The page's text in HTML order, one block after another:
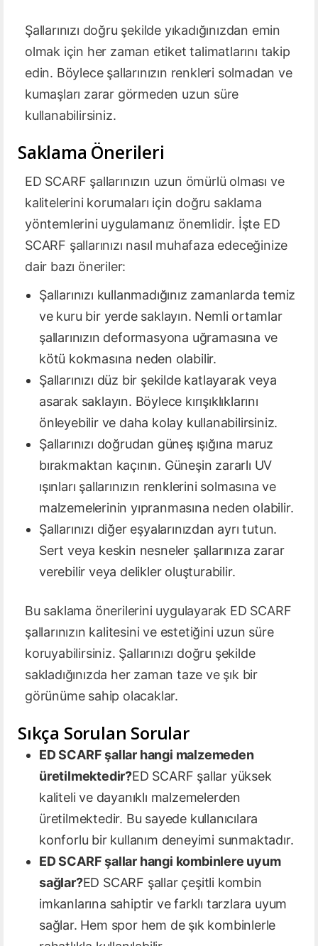
Şallarınızı doğru şekilde yıkadığınızdan emin
olmak için her zaman etiket talimatlarını takip
edin. Böylece şallarınızın renkleri solmadan ve
kumaşları zarar görmeden uzun süre
kullanabilirsiniz.
Saklama Önerileri
ED SCARF şallarınızın uzun ömürlü olması ve
kalitelerini korumaları için doğru saklama
yöntemlerini uygulamanız önemlidir. İşte ED
SCARF şallarınızı nasıl muhafaza edeceğinize
dair bazı öneriler:
Şallarınızı kullanmadığınız zamanlarda temiz
ve kuru bir yerde saklayın. Nemli ortamlar
şallarınızın deformasyona uğramasına ve
kötü kokmasına neden olabilir.
Şallarınızı düz bir şekilde katlayarak veya
asarak saklayın. Böylece kırışıklıklarını
önleyebilir ve daha kolay kullanabilirsiniz.
Şallarınızı doğrudan güneş ışığına maruz
bırakmaktan kaçının. Güneşin zararlı UV
ışınları şallarınızın renklerini solmasına ve
malzemelerinin yıpranmasına neden olabilir.
Şallarınızı diğer eşyalarınızdan ayrı tutun.
Sert veya keskin nesneler şallarınıza zarar
verebilir veya delikler oluşturabilir.
Bu saklama önerilerini uygulayarak ED SCARF
şallarınızın kalitesini ve estetiğini uzun süre
koruyabilirsiniz. Şallarınızı doğru şekilde
sakladığınızda her zaman taze ve şık bir
görünüme sahip olacaklar.
Sıkça Sorulan Sorular
ED SCARF şallar hangi malzemeden
üretilmektedir?ED SCARF şallar yüksek
kaliteli ve dayanıklı malzemelerden
üretilmektedir. Bu sayede kullanıcılara
konforlu bir kullanım deneyimi sunmaktadır.
ED SCARF şallar hangi kombinlere uyum
sağlar?ED SCARF şallar çeşitli kombin
imkanlarına sahiptir ve farklı tarzlara uyum
sağlar. Hem spor hem de şık kombinlerle